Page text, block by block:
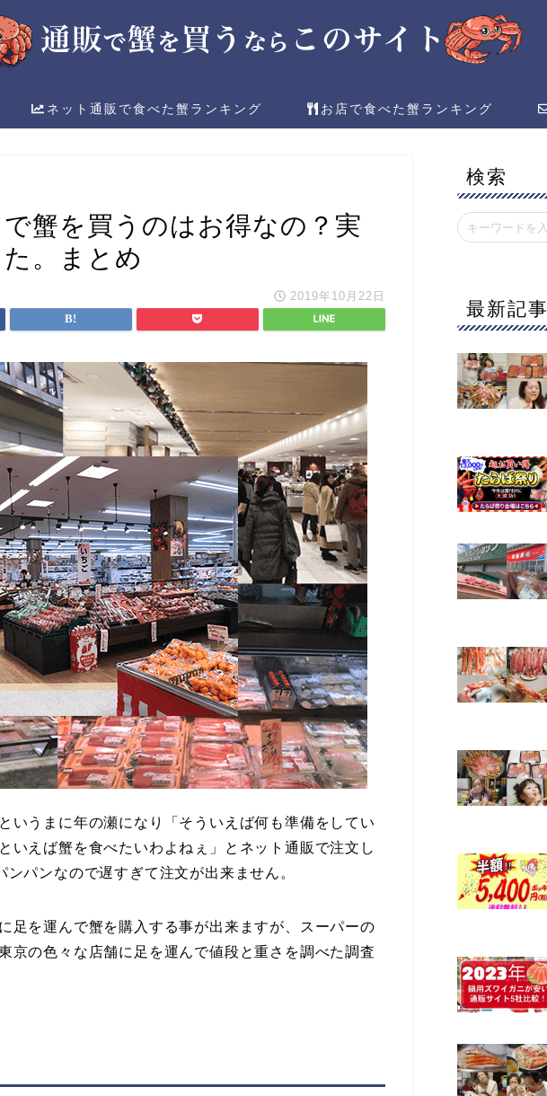
ネット通販で食べた蟹ランキング お店で食べた蟹ランキング
蟹を買うのはお得なの？実
。まとめ
2019年10月22日
いうまに年の瀬になり「そういえば何も準備をしてい
いえば蟹を食べたいわよねぇ」とネット通販で注文し
パンなので遅すぎて注文が出来ません。
足を運んで蟹を購入する事が出来ますが、スーパーの
京の色々な店舗に足を運んで値段と重さを調べた調査
検索
最新記事